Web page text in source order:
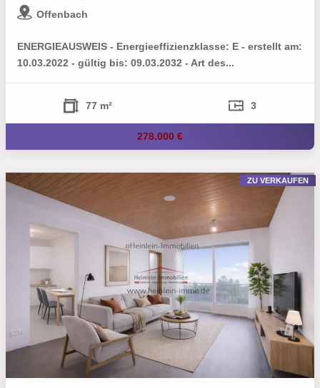
Offenbach
ENERGIEAUSWEIS - Energieeffizienzklasse: E - erstellt am:
10.03.2022 - gültig bis: 09.03.2032 - Art des...
77 m² 3
278.000 €
ZU VERKAUFEN